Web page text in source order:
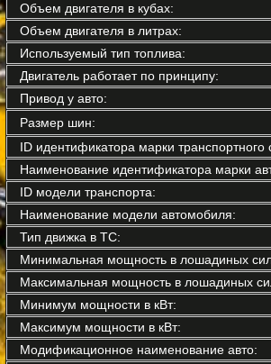
Объем двигателя в кубах:
Объем двигателя в литрах:
Используемый тип топлива:
Двигатель работает по принципу:
Привод у авто:
Размер шин:
ID идентификатора марки транспортного
Наименование идентификатора марки
ID модели транспорта:
Наименование модели автомобиля:
Тип движка в ТС:
Минимальная мощность в лошадиных
Максимальная мощность в лошадиных
Минимум мощности в кВт:
Максимум мощности в кВт:
Модификационное наименование авто: